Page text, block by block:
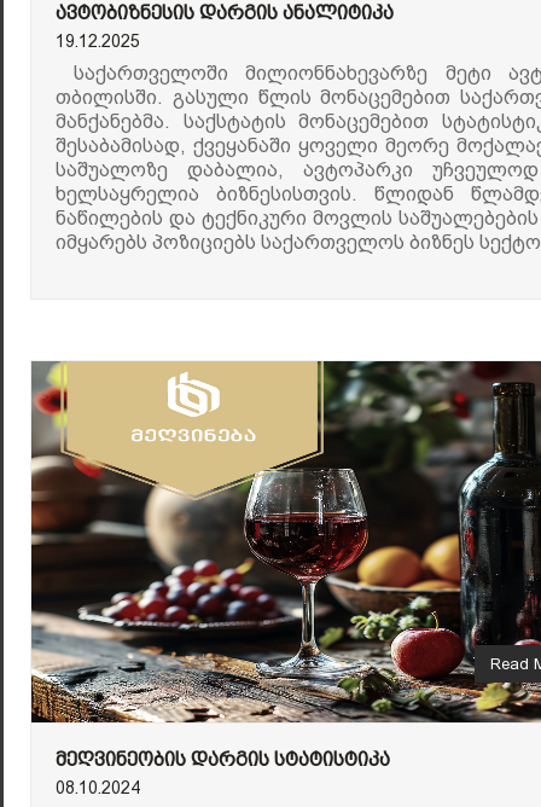
ᲐᲕᲢᲝᲑᲘᲖᲜᲔᲡᲘᲡ ᲓᲐᲠᲒᲘᲡ ᲐᲜᲐᲚᲘᲢᲘᲙᲐ
19.12.2025
საქართველოში მილიონნახევარზე მეტი
თბილისში. გასული წლის მონაცემებით
მანქანებმა. საქსტატის მონაცემებით
შესაბამისად, ქვეყანაში ყოველი მეორე
საშუალოზე დაბალია, ავტოპარკი
ხელსაყრელია ბიზნესისთვის. წლიდან
ნაწილების და ტექნიკური მოვლის
იმყარებს პოზიციებს საქართველოს ბიზნეს
Read
ᲛᲔᲦᲕᲘᲜᲔᲝᲑᲘᲡ ᲓᲐᲠᲒᲘᲡ ᲡᲢᲐᲢᲘᲡᲢᲘᲙᲐ
08.10.2024